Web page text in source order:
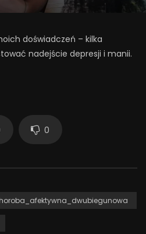
doświadczeń – kilka
nadejście depresji i manii.
0